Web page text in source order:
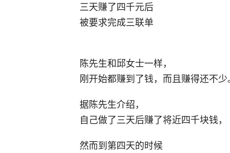
三天赚了四千元后
被要求完成三联单
陈先生和邱女士一样，
刚开始都赚到了钱，而且赚得还不少
据陈先生介绍，
自己做了三天后赚了将近四千块钱，
然而到第四天的时候